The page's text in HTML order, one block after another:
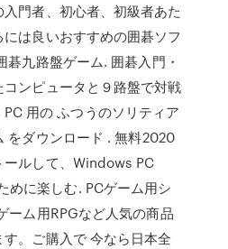
門者、初心者、初級者あた
は良いおすすめの囲碁ソフ
碁九路盤ゲーム. 囲碁入門・
ンピュータと９路盤で対戦
用の ふつうのソリティア
をダウンロード . 無料2020
ルして、Windows PC
めに楽しむ. PCゲーム用シ
ーム用RPGなど人気の商品
。ご購入で 今なら日本全